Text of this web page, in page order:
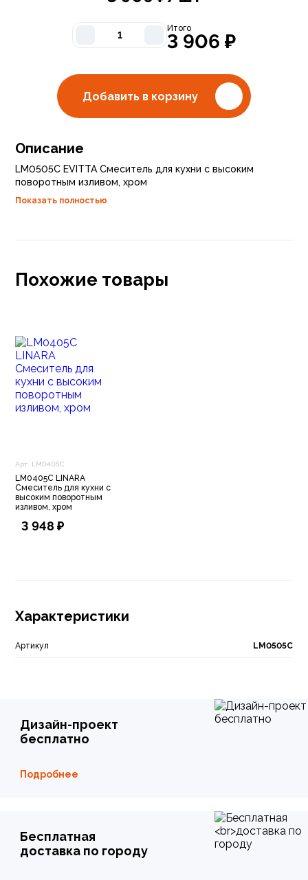
Итого
3 906 ₽
Добавить в корзину
Описание
LM0505C EVITTA Смеситель для кухни с высоким
поворотным изливом, хром
Показать полностью
Похожие товары
Арт. LM0405C
LM0405C LINARA
Смеситель для кухни с
высоким поворотным
изливом, хром
3 948 ₽
Характеристики
Артикул LM0505C
Дизайн-проект
бесплатно
Подробнее
Бесплатная
доставка по городу